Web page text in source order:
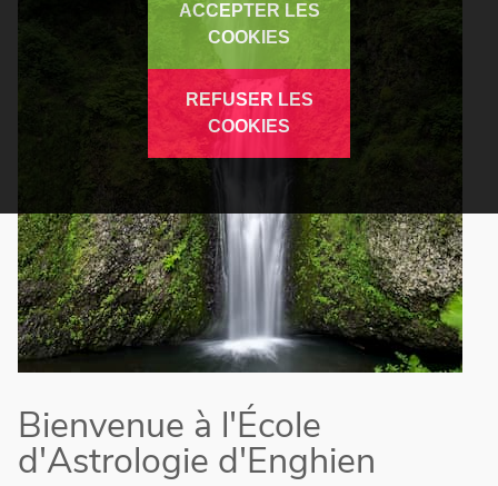
Bienvenue à l'École
d'Astrologie d'Enghien
ACCEPTER LES
COOKIES
REFUSER LES
COOKIES